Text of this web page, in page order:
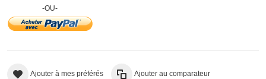
-OU-
Ajouter à mes préférés Ajouter au comparateur